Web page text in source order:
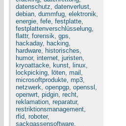
datenschutz, datenverlust,
debian, dummfug, elektronik,
energie, fefe, festplatte,
festplattenverschlüsselung,
flattr, forensik, gps,
hackaday, hacking,
hardware, historisches,
humor, internet, juristen,
kryoattacke, kunst, linux,
lockpicking, löten, mail ,
microsoftprodukte, mp3,
netzwerk, openpgp, openssl ,
openwrt, pidgin, recht,
reklamation, reparatur,
restriktionsmanagement,
rfid, roboter,
sackgassensoftware,